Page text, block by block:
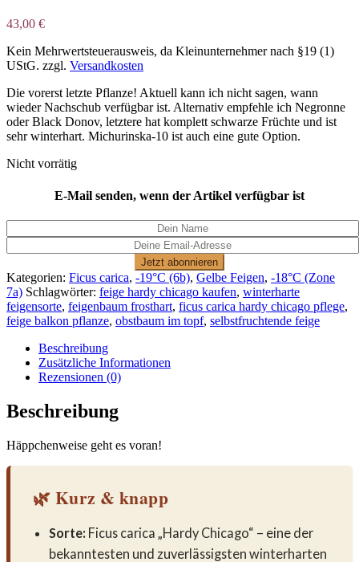
43,00 €
Kein Mehrwertsteuerausweis, da Kleinunternehmer nach §19 (1)
UStG. zzgl. Versandkosten
Die vorerst letzte Pflanze! Aktuell kann ich nicht sagen, wann
wieder Nachschub verfügbar ist. Alternativ empfehle ich Negronne
oder Black Donov, letztere hat komplett schwarze Früchte und ist
sehr winterhart. Michurinska-10 ist auch eine gute Option.
Nicht vorrätig
E-Mail senden, wenn der Artikel verfügbar ist
Jetzt abonnieren
Kategorien: Ficus carica, -19°C (6b), Gelbe Feigen, -18°C (Zone
7a) Schlagwörter: feige hardy chicago kaufen, winterharte
feigensorte, feigenbaum frosthart, ficus carica hardy chicago pflege,
feige balkon pflanze, obstbaum im topf, selbstfruchtende feige
Beschreibung
Zusätzliche Informationen
Rezensionen (0)
Beschreibung
Häppchenweise geht es voran!
🌿 Kurz & knapp
Sorte: Ficus carica „Hardy Chicago“ – eine der
bekanntesten und zuverlässigsten winterharten